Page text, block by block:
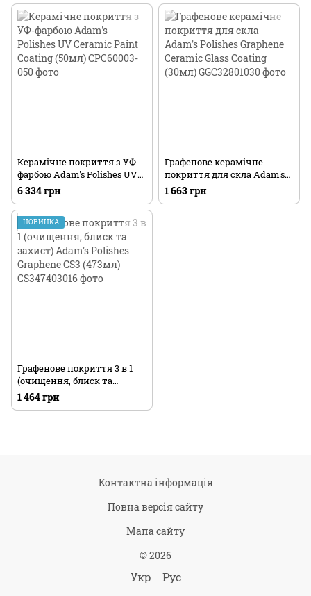
Керамічне покриття з УФ-
фарбою Adam's Polishes UV
Ceramic Paint Coating (50мл)
6 334 грн
Графенове керамічне
покриття для скла Adam's
Polishes Graphene Ceramic
Glass Coating (30мл)
1 663 грн
НОВИНКА
Графенове покриття 3 в 1
(очищення, блиск та
захист) Adam's Polishes
Graphene CS3 (473мл)
1 464 грн
Контактна інформація
Повна версія сайту
Мапа сайту
© 2026
Укр Рус